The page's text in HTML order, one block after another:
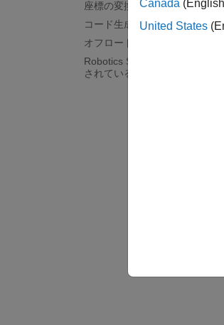
座標の変換
コード生成
オフロードでの重機の自律運転
Robotics System Toolbox でサ
されているハードウェア
Canada
United States